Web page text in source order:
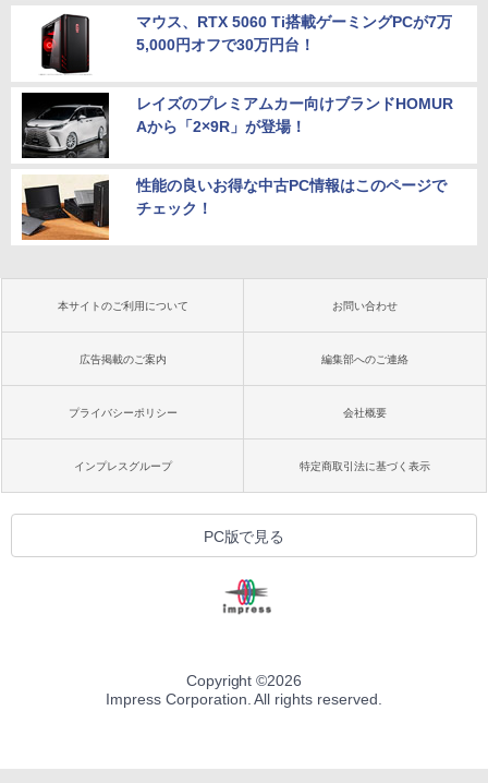
マウス、RTX 5060 Ti搭載ゲーミングPCが7万
5,000円オフで30万円台！
レイズのプレミアムカー向けブランドHOMUR
Aから「2×9R」が登場！
性能の良いお得な中古PC情報はこのページで
チェック！
本サイトのご利用について お問い合わせ
広告掲載のご案内 編集部へのご連絡
プライバシーポリシー 会社概要
インプレスグループ 特定商取引法に基づく表示
PC版で見る
Copyright ©2026
Impress Corporation. All rights reserved.